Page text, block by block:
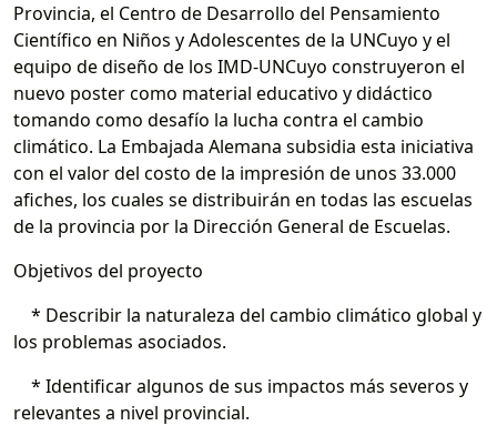
Provincia, el Centro de Desarrollo del Pensamiento
Científico en Niños y Adolescentes de la UNCuyo y el
equipo de diseño de los IMD-UNCuyo construyeron el
nuevo poster como material educativo y didáctico
tomando como desafío la lucha contra el cambio
climático. La Embajada Alemana subsidia esta iniciativa
con el valor del costo de la impresión de unos 33.000
afiches, los cuales se distribuirán en todas las escuelas
de la provincia por la Dirección General de Escuelas.
Objetivos del proyecto
* Describir la naturaleza del cambio climático global y
los problemas asociados.
* Identificar algunos de sus impactos más severos y
relevantes a nivel provincial.